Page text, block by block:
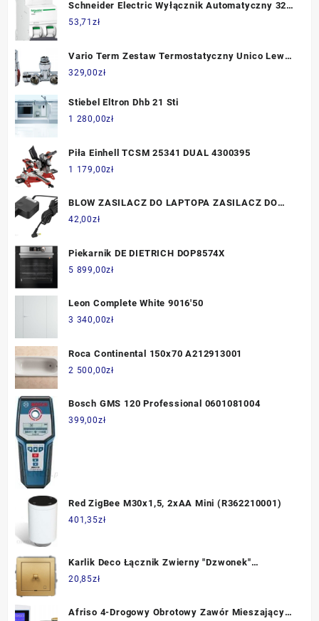
Schneider Electric Wyłącznik Automatyczny 32A
400V (A9F03232)
53,71 zł
Vario Term Zestaw Termostatyczny Unico Lewy
Złoty Ugs0204Cfkl
329,00zł
Stiebel Eltron Dhb 21 Sti
1 280,00zł
Piła Einhell TCSM 25341 DUAL 4300395
1 179,00zł
BLOW ZASILACZ DO LAPTOPA ZASILACZ DO
LAPTOPÓW LENOVO 45W (4299)
42,00zł
Piekarnik DE DIETRICH DOP8574X
5 899,00zł
Leon Complete White 9016'50
3 340,00zł
Roca Continental 150x70 A212913001
2 500,00zł
Bosch GMS 120 Professional 0601081004
399,00zł
Red ZigBee M30x1,5, 2xAA Mini (R362210001)
401,35zł
Karlik Deco Łącznik Zwierny "Dzwonek"
Dźwigniowy Złoty 29Dwpus4
20,85zł
Afriso 4-Drogowy Obrotowy Zawór Mieszający